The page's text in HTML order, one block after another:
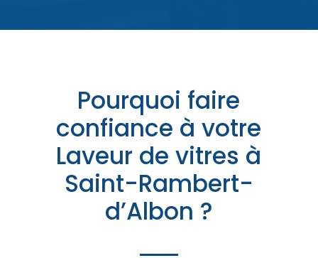
Pourquoi faire
confiance à votre
Laveur de vitres à
Saint-Rambert-
d’Albon ?